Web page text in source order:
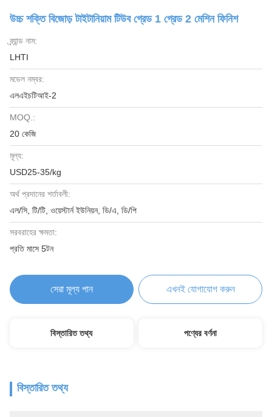
উচ্চ শক্তি বিজোড় টাইটানিয়াম টিউব গ্রেড 1 গ্রেড 2 মেশিন ফিনিশ
ব্র্যান্ড নাম:
LHTI
মডেল নম্বর:
এলএইচটিআই-2
MOQ.:
20 কেজি
মূল্য:
USD25-35/kg
অর্থ প্রদানের শর্তাবলী:
এল/সি, টি/টি, ওয়েস্টার্ন ইউনিয়ন, ডি/এ, ডি/পি
সরবরাহের ক্ষমতা:
প্রতি মাসে 5টন
সেরা মূল্য পান এখনই যোগাযোগ করুন
বিস্তারিত তথ্য পণ্যের বর্ণনা
বিস্তারিত তথ্য